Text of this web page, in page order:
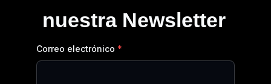
nuestra Newsletter
Correo electrónico